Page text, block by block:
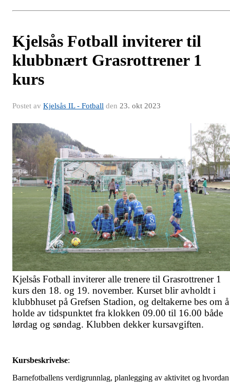
Kjelsås Fotball inviterer til
klubbnært Grasrottrener 1
kurs
Postet av Kjelsås IL - Fotball den 23. okt 2023
Kjelsås Fotball inviterer alle trenere til Grasrottrener 1
kurs den 18. og 19. november. Kurset blir avholdt i
klubbhuset på Grefsen Stadion, og deltakerne bes om å
holde av tidspunktet fra klokken 09.00 til 16.00 både
lørdag og søndag. Klubben dekker kursavgiften.
Kursbeskrivelse:
Barnefotballens verdigrunnlag, planlegging av aktivitet og hvordan